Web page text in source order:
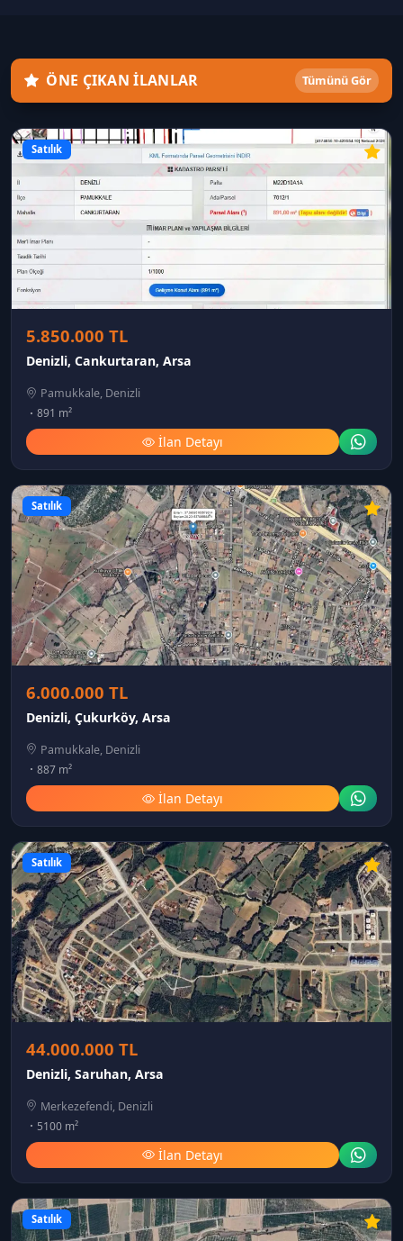
ÖNE ÇIKAN İLANLAR Tümünü Gör
Satılık
5.850.000 TL
Denizli, Cankurtaran, Arsa
Pamukkale, Denizli
891 m²
İlan Detayı
Satılık
6.000.000 TL
Denizli, Çukurköy, Arsa
Pamukkale, Denizli
887 m²
İlan Detayı
Satılık
44.000.000 TL
Denizli, Saruhan, Arsa
Merkezefendi, Denizli
5100 m²
İlan Detayı
Satılık